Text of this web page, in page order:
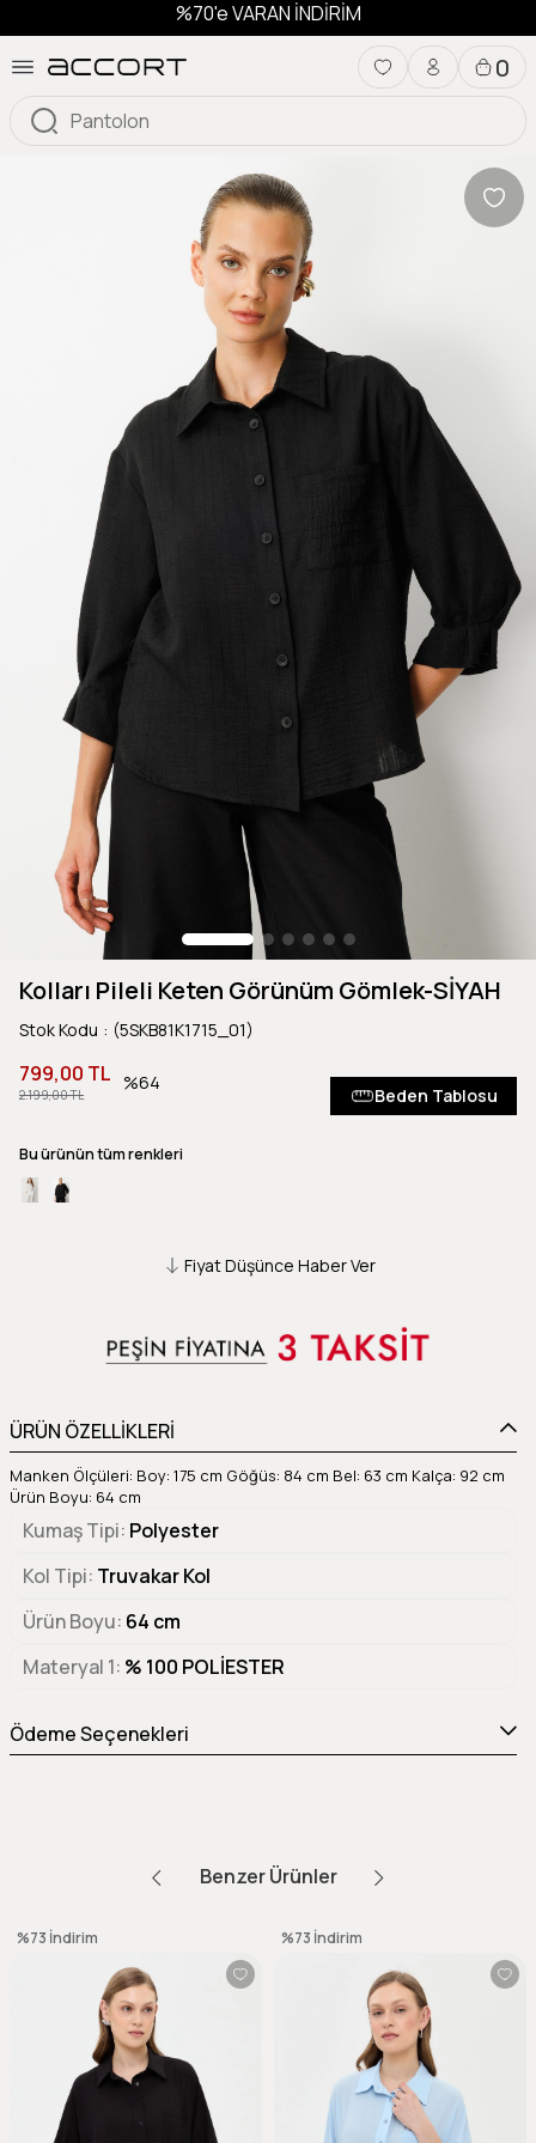
%70'e VARAN İNDİRİM
0
Kolları Pileli Keten Görünüm Gömlek-SİYAH
Stok Kodu (5SKB81K1715_01)
2.199,00 TL
799,00 TL 64
Beden Tablosu
Bu ürünün tüm renkleri
Fiyat Düşünce Haber Ver
ÜRÜN ÖZELLİKLERİ
Manken Ölçüleri: Boy: 175 cm Göğüs: 84 cm Bel: 63 cm Kalça: 92 cm
Ürün Boyu: 64 cm
Kumaş Tipi Polyester
Kol Tipi Truvakar Kol
Ürün Boyu 64 cm
Materyal 1 % 100 POLİESTER
Ödeme Seçenekleri
Benzer Ürünler
%73 İndirim %73 İndirim